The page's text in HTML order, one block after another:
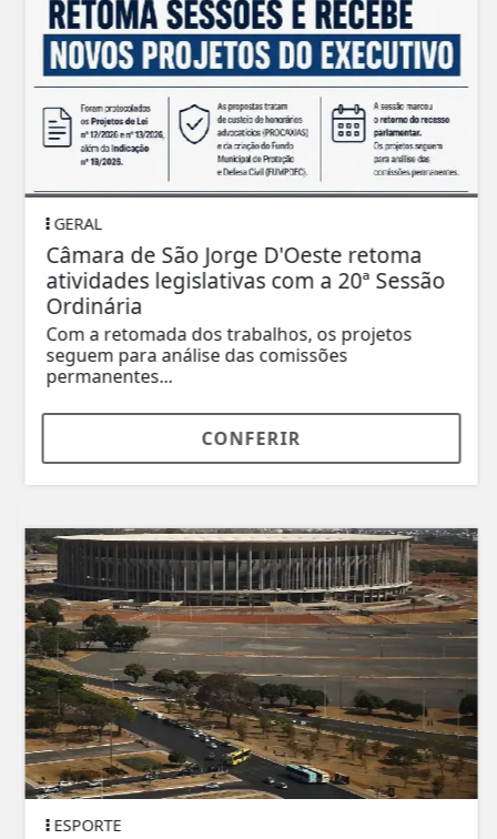
GERAL
Câmara de São Jorge D'Oeste retoma
atividades legislativas com a 20ª Sessão
Ordinária
Com a retomada dos trabalhos, os projetos
seguem para análise das comissões
permanentes...
CONFERIR
ESPORTE